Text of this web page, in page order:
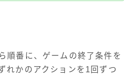
順番に、ゲームの終了条件を
れかのアクションを1回ずつ